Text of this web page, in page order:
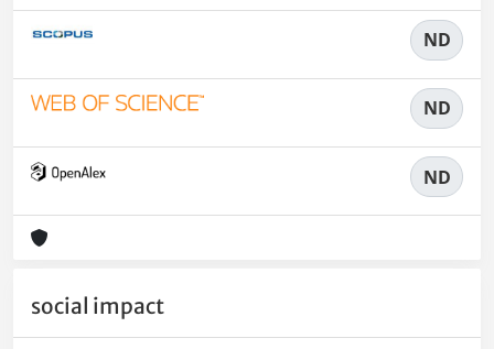
ND
ND
ND
social impact